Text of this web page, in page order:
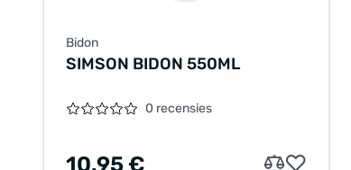
Bidon
SIMSON BIDON 550ML
0 recensies
10.95 €